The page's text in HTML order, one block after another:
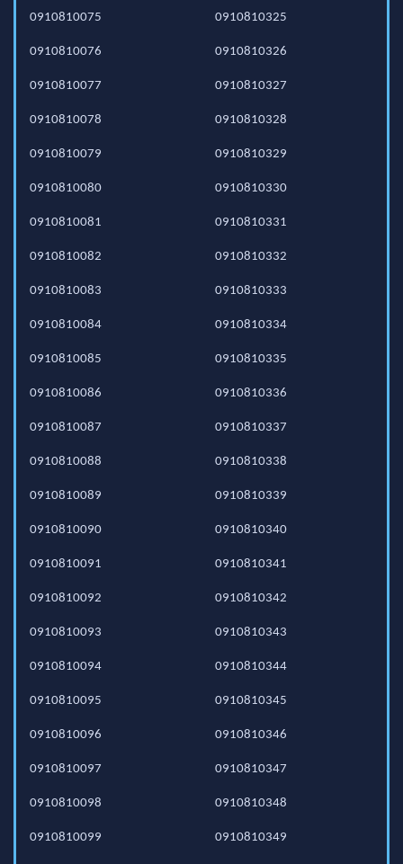
0910810075
0910810076
0910810077
0910810078
0910810079
0910810080
0910810081
0910810082
0910810083
0910810084
0910810085
0910810086
0910810087
0910810088
0910810089
0910810090
0910810091
0910810092
0910810093
0910810094
0910810095
0910810096
0910810097
0910810098
0910810099
0910810325
0910810326
0910810327
0910810328
0910810329
0910810330
0910810331
0910810332
0910810333
0910810334
0910810335
0910810336
0910810337
0910810338
0910810339
0910810340
0910810341
0910810342
0910810343
0910810344
0910810345
0910810346
0910810347
0910810348
0910810349